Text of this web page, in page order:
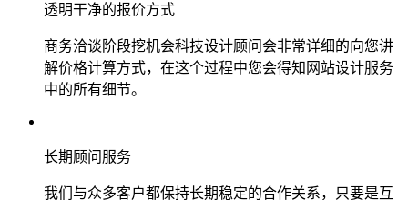
透明干净的报价方式
商务洽谈阶段挖机会科技设计顾问会非常详细的向您讲
解价格计算方式，在这个过程中您会得知网站设计服务
中的所有细节。
长期顾问服务
我们与众多客户都保持长期稳定的合作关系，只要是互